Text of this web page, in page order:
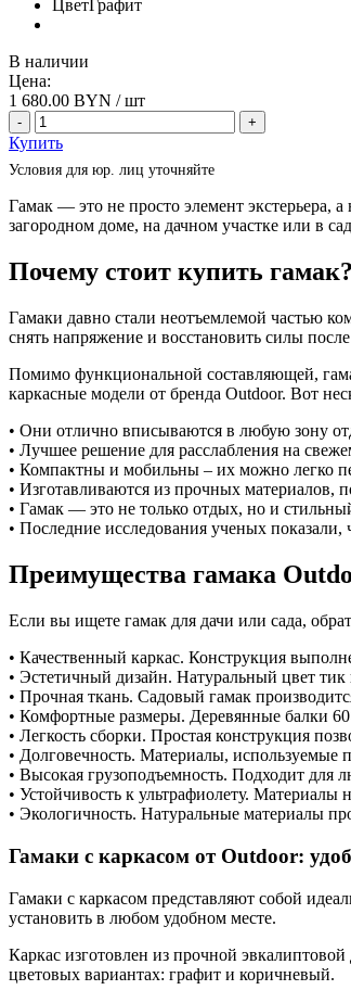
ЦветГрафит
В наличии
Цена:
1 680.00 BYN / шт
- +
Купить
Условия для юр. лиц уточняйте
Гамак — это не просто элемент экстерьера,
загородном доме, на дачном участке или в
Почему стоит купить гамак?
Гамаки давно стали неотъемлемой частью
снять напряжение и восстановить силы
Помимо функциональной составляющей,
каркасные модели от бренда Outdoor. Вот
• Они отлично вписываются в любую зону
• Лучшее решение для расслабления на
• Компактны и мобильны – их можно легко
• Изготавливаются из прочных материалов,
• Гамак — это не только отдых, но и
• Последние исследования ученых показали,
Преимущества гамака
Если вы ищете гамак для дачи или сада,
• Качественный каркас. Конструкция
• Эстетичный дизайн. Натуральный цвет
• Прочная ткань. Садовый гамак
• Комфортные размеры. Деревянные балки
• Легкость сборки. Простая конструкция
• Долговечность. Материалы,
• Высокая грузоподъемность. Подходит для
• Устойчивость к ультрафиолету.
• Экологичность. Натуральные материалы
Гамаки с каркасом от Outdoor:
Гамаки с каркасом представляют собой
установить в любом удобном месте.
Каркас изготовлен из прочной
цветовых вариантах: графит и коричневый.